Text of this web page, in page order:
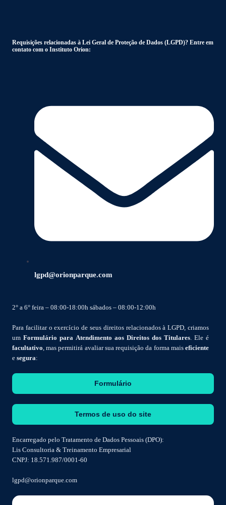
Requisições relacionadas à Lei Geral de Proteção de Dados (LGPD)? Entre em
contato com o Instituto Orion:
lgpd@orionparque.com
2° a 6° feira – 08:00-18:00h sábados – 08:00-12:00h
Para facilitar o exercício de seus direitos relacionados à LGPD, criamos
um Formulário para Atendimento aos Direitos dos Titulares. Ele é
facultativo, mas permitirá avaliar sua requisição da forma mais eficiente
e segura:
Formulário
Termos de uso do site
Encarregado pelo Tratamento de Dados Pessoais (DPO):
Lis Consultoria & Treinamento Empresarial
CNPJ: 18.571.987/0001-60
lgpd@orionparque.com